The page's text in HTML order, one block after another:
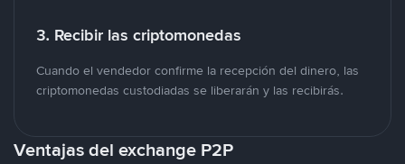
3. Recibir las criptomonedas
Cuando el vendedor confirme la recepción del dinero, las
criptomonedas custodiadas se liberarán y las recibirás.
Ventajas del exchange P2P